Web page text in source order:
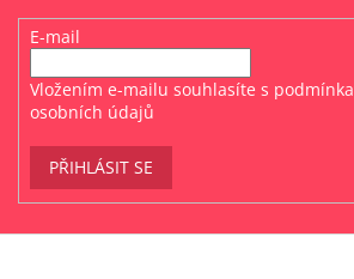
E-mail
Vložením e-mailu souhlasíte s
osobních údajů
PŘIHLÁSIT SE
Z